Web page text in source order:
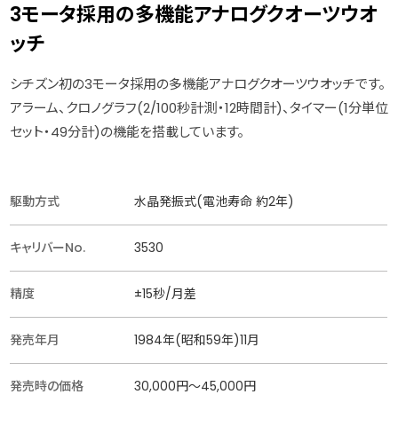
3モータ採用の多機能アナログクオーツウオ
ッチ
シチズン初の3モータ採用の多機能アナログクオーツウオッチです。
アラーム、クロノグラフ(2/100秒計測・12時間計)、タイマー(1分単位
セット・49分計)の機能を搭載しています。
駆動方式 水晶発振式(電池寿命 約2年)
キャリバーNo. 3530
精度 ±15秒/月差
発売年月 1984年(昭和59年)11月
発売時の価格 30,000円〜45,000円